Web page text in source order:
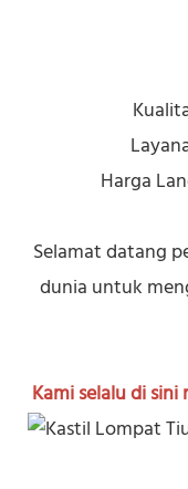
Harga
Selamat datang
dunia untuk
Kami selalu di